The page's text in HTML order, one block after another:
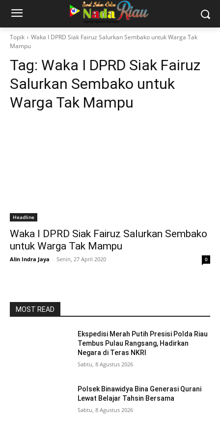
Topik
Waka I DPRD Siak Fairuz Salurkan Sembako untuk Warga Tak
Mampu
Tag: Waka I DPRD Siak Fairuz
Salurkan Sembako untuk
Warga Tak Mampu
Headline
Waka I DPRD Siak Fairuz Salurkan Sembako
untuk Warga Tak Mampu
Alin Indra Jaya - Senin, 27 April 2020 0
MOST READ
Ekspedisi Merah Putih Presisi Polda Riau
Tembus Pulau Rangsang, Hadirkan
Negara di Teras NKRI
Sabtu, 8 Agustus 2026
Polsek Binawidya Bina Generasi Qurani
Lewat Belajar Tahsin Bersama
Sabtu, 8 Agustus 2026